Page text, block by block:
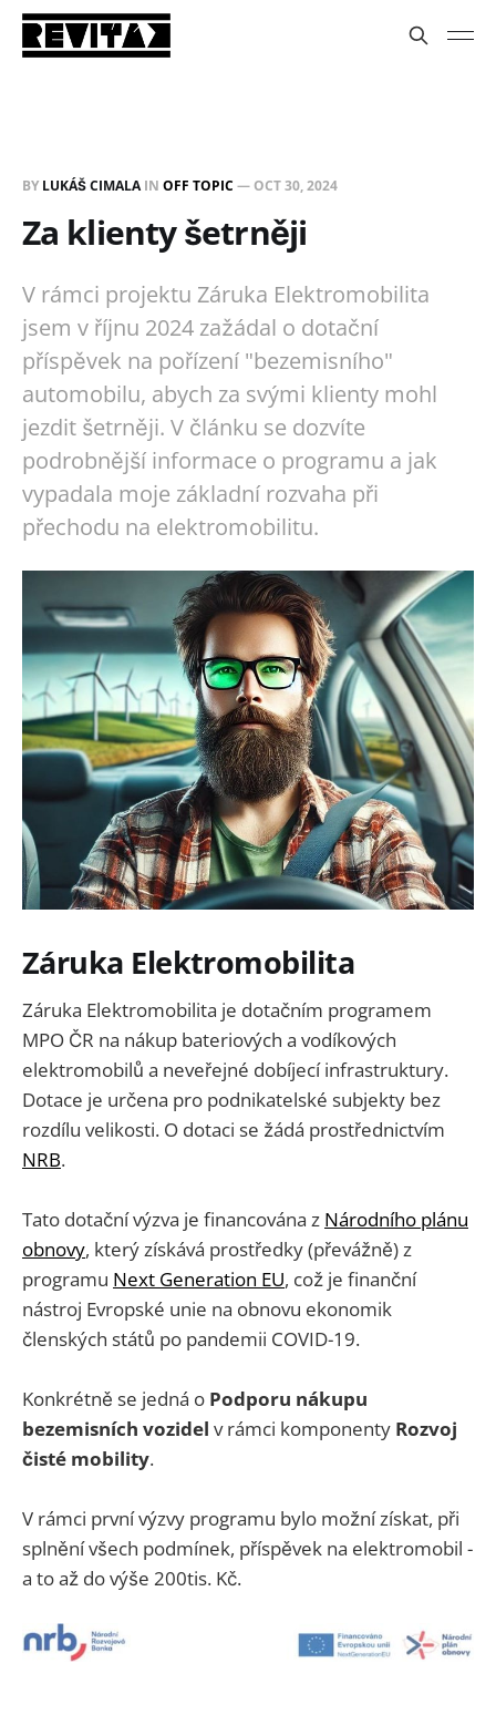
BY LUKÁŠ CIMALAIN OFF TOPIC — OCT 30, 2024
Za klienty šetrněji
V rámci projektu Záruka Elektromobilita
jsem v říjnu 2024 zažádal o dotační
příspěvek na pořízení "bezemisního"
automobilu, abych za svými klienty mohl
jezdit šetrněji. V článku se dozvíte
podrobnější informace o programu a jak
vypadala moje základní rozvaha při
přechodu na elektromobilitu.
Záruka Elektromobilita
Záruka Elektromobilita je dotačním programem
MPO ČR na nákup bateriových a vodíkových
elektromobilů a neveřejné dobíjecí infrastruktury.
Dotace je určena pro podnikatelské subjekty bez
rozdílu velikosti. O dotaci se žádá prostřednictvím
NRB.
Tato dotační výzva je financována z Národního plánu
obnovy, který získává prostředky (převážně) z
programu Next Generation EU, což je finanční
nástroj Evropské unie na obnovu ekonomik
členských států po pandemii COVID-19.
Konkrétně se jedná o Podporu nákupu
bezemisních vozidel v rámci komponenty Rozvoj
čisté mobility.
V rámci první výzvy programu bylo možní získat, při
splnění všech podmínek, příspěvek na elektromobil -
a to až do výše 200tis. Kč.